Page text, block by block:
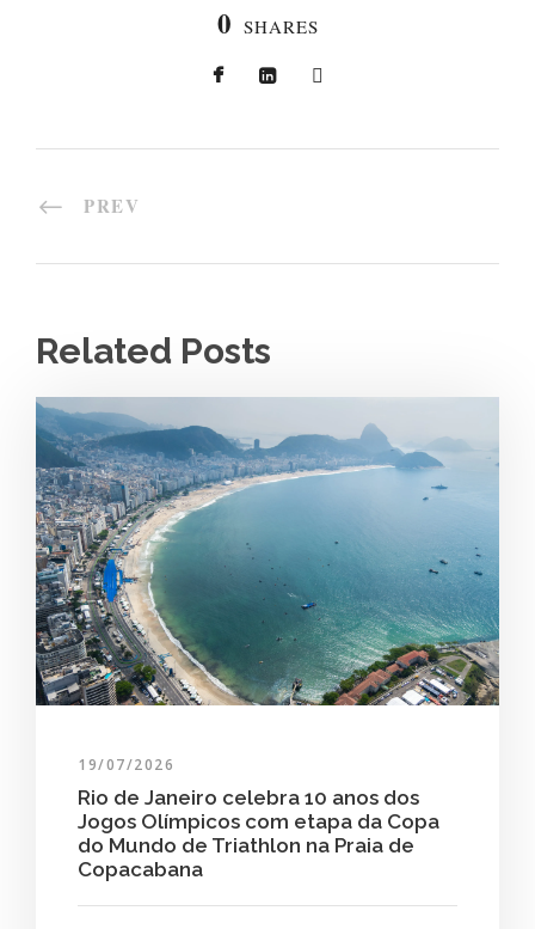
0 SHARES
PREV
Related Posts
19/07/2026
Rio de Janeiro celebra 10 anos dos
Jogos Olímpicos com etapa da Copa
do Mundo de Triathlon na Praia de
Copacabana